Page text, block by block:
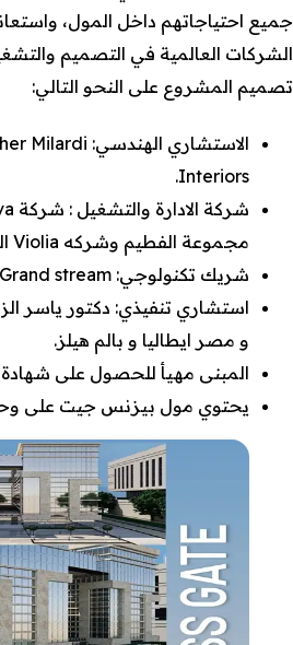
جميع احتياجاتهم داخل المول،
الشركات العالمية في التصميم
تصميم المشروع على النحو التالي:
Interiors.
مجموعة الفطيم وشركه Violia الفرنسية.
شريك تكنولوجي: Huawei & Grand stream.
استشاري تنفيذي: دكتور ياسر
و مصر ايطاليا و بالم هيلز.
المبنى مهيأ للحصول على شهادة LEED.
يحتوي مول بيزنس جيت على